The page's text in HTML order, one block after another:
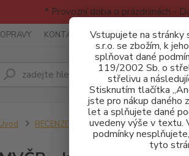
* Provozní doba o prázdninách -
Vstupujete na stránky
s.r.o. se zbožím, k
splňovat dané
119/2002 Sb. o
střelivu a
Stisknutím tlačítka
jste pro nákup daného
let a splňujete dané
uvedeny výše v textu.
podmínky
tyto
KONTAKTY RECENZE - INFO
Úvod RECENZE - INFO MVČR - info a